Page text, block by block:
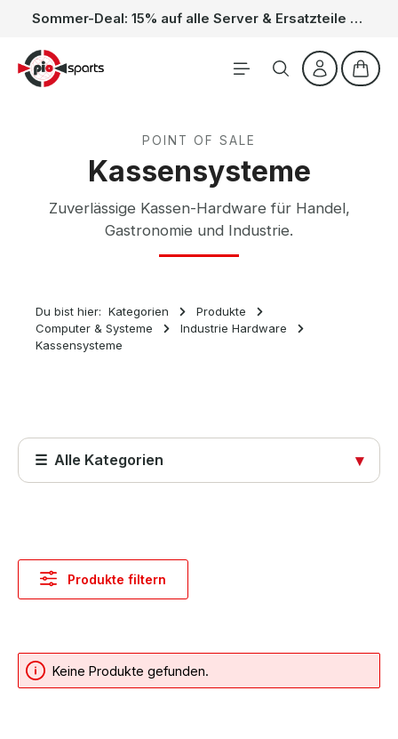
Zum Hauptinhalt springen Sommer-Deal: 15% auf alle Server & Ersatzteile – Kein Code nötig, der Rabatt wird automatisch im Warenkorb abgezogen. Gültig vom 01.06. bis 31.08.
POINT OF SALE
Kassensysteme
Zuverlässige Kassen-Hardware für Handel,
Gastronomie und Industrie.
Du bist hier: Kategorien
Produkte
Computer & Systeme
Industrie Hardware
Kassensysteme
☰ Alle Kategorien ▾
Produkte
Abdeckungen
Computer & Zubehör
Produkte filtern
Keine Produkte gefunden.